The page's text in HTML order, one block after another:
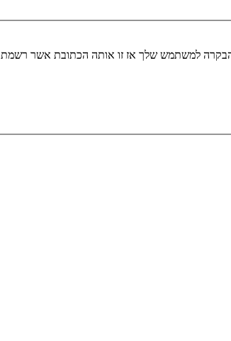
הבקרה למשתמש שלך אז זו אותה הכתובת אשר